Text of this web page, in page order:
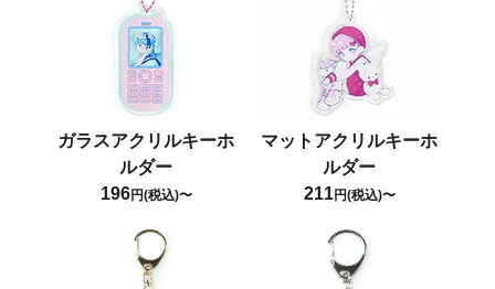
ガラスアクリルキーホ
ルダー
196円(税込)〜
マットアクリルキーホ
ルダー
211円(税込)〜